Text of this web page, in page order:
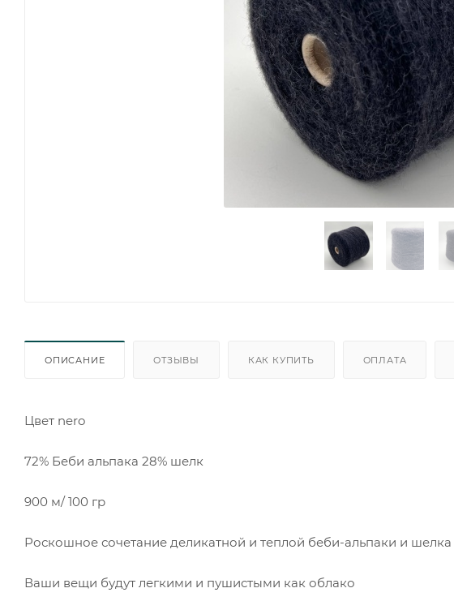
ОПИСАНИЕ ОТЗЫВЫ КАК КУПИТЬ ОПЛАТА
Цвет nero
72% Беби альпака 28% шелк
900 м/ 100 гр
Роскошное сочетание деликатной и теплой беби-альпаки и шелка
Ваши вещи будут легкими и пушистыми как облако